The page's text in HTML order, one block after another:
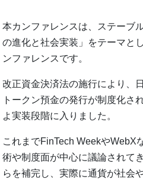
本カンファレンスは、ステーブ
の進化と社会実装」をテーマと
ンファレンスです。
改正資金決済法の施行により、
トークン預金の発行が制度化さ
よ実装段階に入りました。
これまでFinTech WeekやWebX
術や制度面が中心に議論されて
らを補完し、実際に通貨が社会